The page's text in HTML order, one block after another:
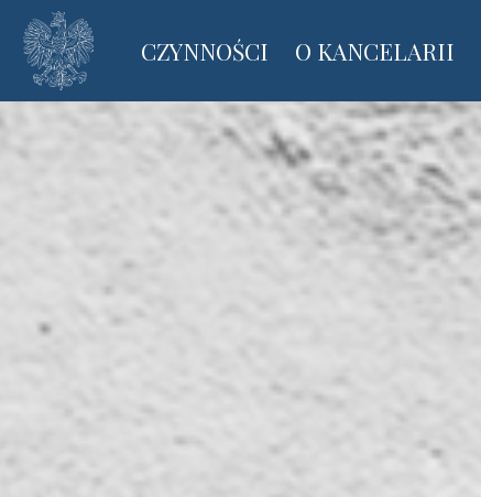
CZYNNOŚCI O KANCELARII